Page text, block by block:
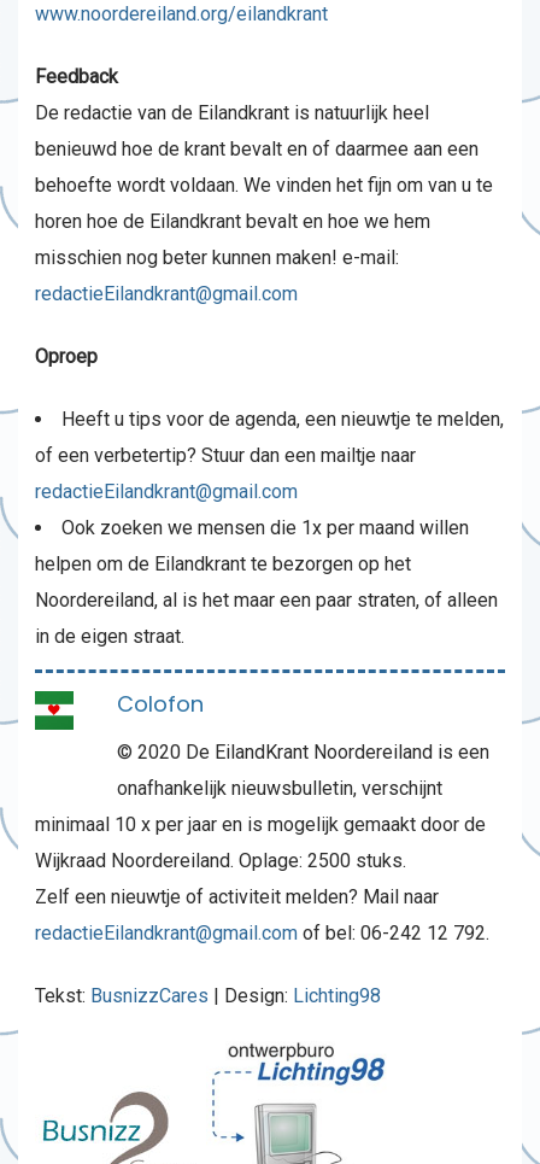
www.noordereiland.org/eilandkrant
Feedback
De redactie van de Eilandkrant is natuurlijk heel
benieuwd hoe de krant bevalt en of daarmee aan een
behoefte wordt voldaan. We vinden het fijn om van u te
horen hoe de Eilandkrant bevalt en hoe we hem
misschien nog beter kunnen maken! e-mail:
redactieEilandkrant@gmail.com
Oproep
Heeft u tips voor de agenda, een nieuwtje te melden,
of een verbetertip? Stuur dan een mailtje naar
redactieEilandkrant@gmail.com
Ook zoeken we mensen die 1x per maand willen
helpen om de Eilandkrant te bezorgen op het
Noordereiland, al is het maar een paar straten, of alleen
in de eigen straat.
Colofon
© 2020 De EilandKrant Noordereiland is een
onafhankelijk nieuwsbulletin, verschijnt
minimaal 10 x per jaar en is mogelijk gemaakt door de
Wijkraad Noordereiland. Oplage: 2500 stuks.
Zelf een nieuwtje of activiteit melden? Mail naar
redactieEilandkrant@gmail.com of bel: 06-242 12 792.
Tekst: BusnizzCares | Design: Lichting98